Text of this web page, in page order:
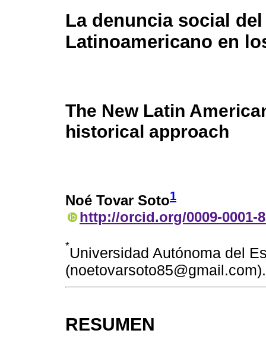
La denuncia social
Latinoamericano en
The New Latin
historical approach
Noé Tovar Soto1
http://orcid.org/0009-0001-
*Universidad Autónoma del
(noetovarsoto85@gmail.com).
RESUMEN